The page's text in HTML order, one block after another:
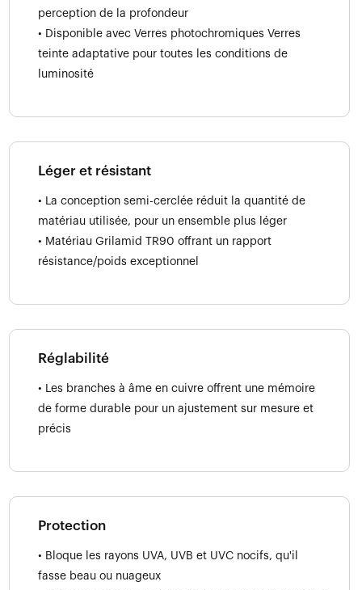
perception de la profondeur
• Disponible avec Verres photochromiques Verres
teinte adaptative pour toutes les conditions de
luminosité
Léger et résistant
• La conception semi-cerclée réduit la quantité de
matériau utilisée, pour un ensemble plus léger
• Matériau Grilamid TR90 offrant un rapport
résistance/poids exceptionnel
Réglabilité
• Les branches à âme en cuivre offrent une mémoire
de forme durable pour un ajustement sur mesure et
précis
Protection
• Bloque les rayons UVA, UVB et UVC nocifs, qu'il
fasse beau ou nuageux